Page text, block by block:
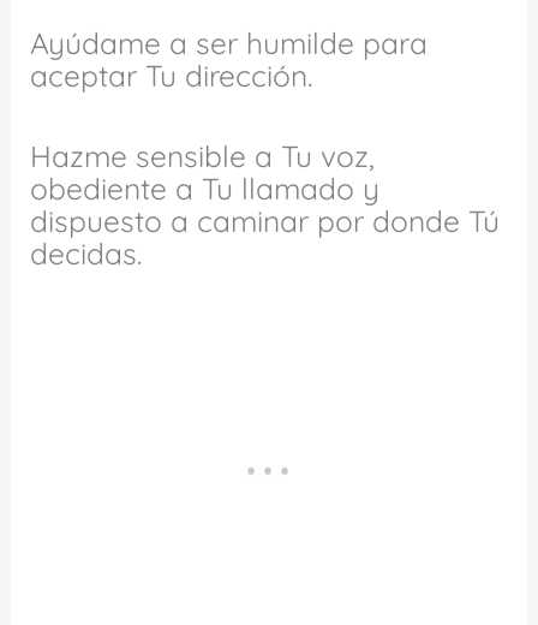
Ayúdame a ser humilde para
aceptar Tu dirección.
Hazme sensible a Tu voz,
obediente a Tu llamado y
dispuesto a caminar por donde Tú
decidas.